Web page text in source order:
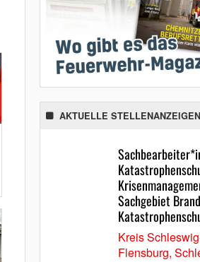
AKTUELLE STELLENANZEIGEN
Sachgebiet
Kreis
Flensburg,